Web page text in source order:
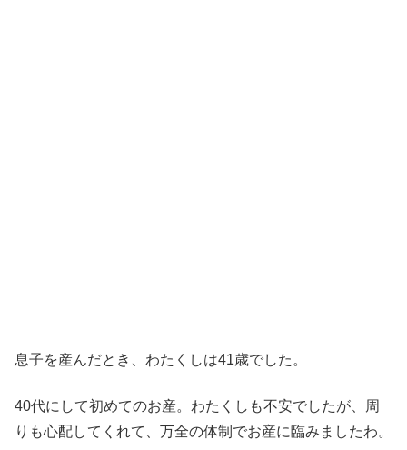
息子を産んだとき、わたくしは41歳でした。
40代にして初めてのお産。わたくしも不安でしたが、周
りも心配してくれて、万全の体制でお産に臨みましたわ。